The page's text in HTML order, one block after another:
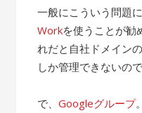
一般にこういう問題
Workを使うことが勧
れだと自社ドメイン
しか管理できないので
で、Googleグループ